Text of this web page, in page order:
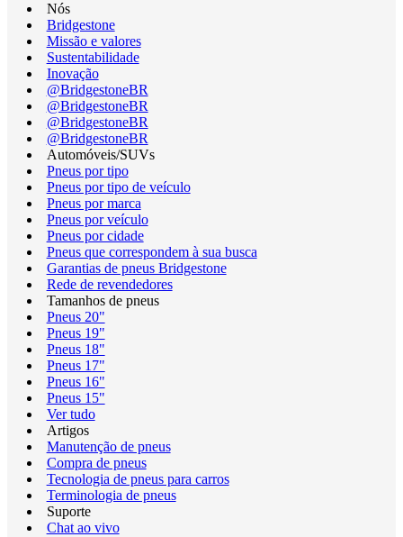
Nós
Bridgestone
Missão e valores
Sustentabilidade
Inovação
@BridgestoneBR
@BridgestoneBR
@BridgestoneBR
@BridgestoneBR
Automóveis/SUVs
Pneus por tipo
Pneus por tipo de veículo
Pneus por marca
Pneus por veículo
Pneus por cidade
Pneus que correspondem à sua busca
Garantias de pneus Bridgestone
Rede de revendedores
Tamanhos de pneus
Pneus 20"
Pneus 19"
Pneus 18"
Pneus 17"
Pneus 16"
Pneus 15"
Ver tudo
Artigos
Manutenção de pneus
Compra de pneus
Tecnologia de pneus para carros
Terminologia de pneus
Suporte
Chat ao vivo